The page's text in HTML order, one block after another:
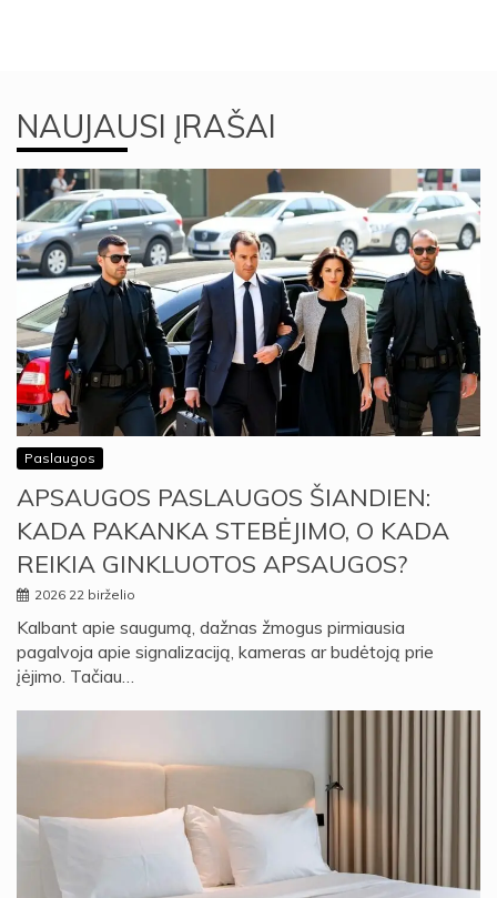
NAUJAUSI ĮRAŠAI
Paslaugos
APSAUGOS PASLAUGOS ŠIANDIEN:
KADA PAKANKA STEBĖJIMO, O KADA
REIKIA GINKLUOTOS APSAUGOS?
2026 22 birželio
Kalbant apie saugumą, dažnas žmogus pirmiausia
pagalvoja apie signalizaciją, kameras ar budėtoją prie
įėjimo. Tačiau…